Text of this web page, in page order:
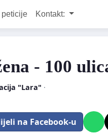
peticije Kontakt:
- 100
"Lara" ·
na Facebook-u